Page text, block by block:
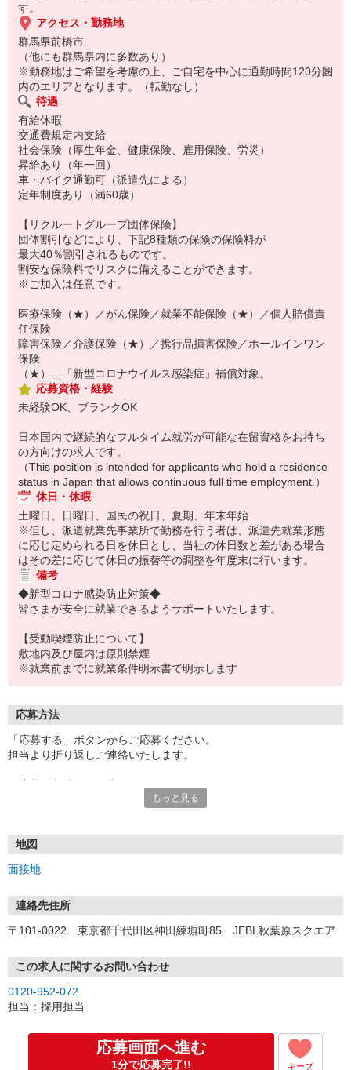
す。
アクセス・勤務地
群馬県前橋市
（他にも群馬県内に多数あり）
※勤務地はご希望を考慮の上、ご自宅を中心に通勤時間120分圏
内のエリアとなります。（転勤なし）
待遇
有給休暇
交通費規定内支給
社会保険（厚生年金、健康保険、雇用保険、労災）
昇給あり（年一回）
車・バイク通勤可（派遣先による）
定年制度あり（満60歳）
【リクルートグループ団体保険】
団体割引などにより、下記8種類の保険の保険料が
最大40％割引されるものです。
割安な保険料でリスクに備えることができます。
※ご加入は任意です。
医療保険（★）／がん保険／就業不能保険（★）／個人賠償責
任保険
障害保険／介護保険（★）／携行品損害保険／ホールインワン
保険
（★）…「新型コロナウイルス感染症」補償対象。
応募資格・経験
未経験OK、ブランクOK
日本国内で継続的なフルタイム就労が可能な在留資格をお持ち
の方向けの求人です。
（This position is intended for applicants who hold a residence
status in Japan that allows continuous full time employment.）
休日・休暇
土曜日、日曜日、国民の祝日、夏期、年末年始
※但し、派遣就業先事業所で勤務を行う者は、派遣先就業形態
に応じ定められる日を休日とし、当社の休日数と差がある場合
はその差に応じて休日の振替等の調整を年度末に行います。
備考
◆新型コロナ感染防止対策◆
皆さまが安全に就業できるようサポートいたします。
【受動喫煙防止について】
敷地内及び屋内は原則禁煙
※就業前までに就業条件明示書で明示します
応募方法
「応募する」ボタンからご応募ください。
担当より折り返しご連絡いたします。
*来社面接またはオンライン面接が可能です。
（応募情報不足の場合は、履歴書・職務経歴書を頂くケースがあ
▼内定（面接後、最短翌営業日）
*当社より内定通知をお送りします。
*内定にご承諾いただけましたら、採用決定となります。
*当社の正社員としてご入社いただきます。
*辞令の授与、オリエンテーションをお受けいただきます。
▼配属先の決定（★）
*当社が配属先を決定します。
▼就業開始
*配属先にて、当社の派遣スタッフとしてご就業いただきます。
もっと見る
地図
面接地
連絡先住所
〒101-0022 東京都千代田区神田練塀町85 JEBL秋葉原スクエア
この求人に関するお問い合わせ
0120-952-072
担当：採用担当
応募画面へ進む
1分で応募完了!! キープ